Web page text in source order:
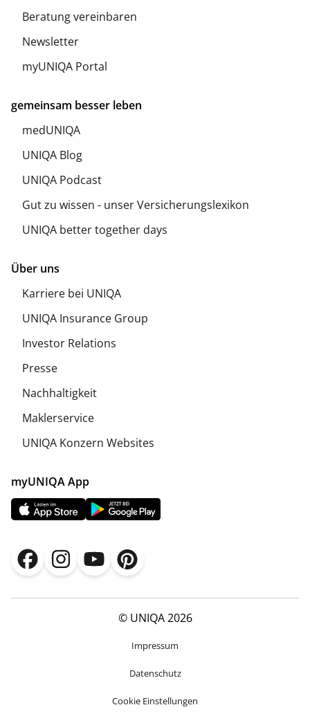
Beratung vereinbaren
Newsletter
myUNIQA Portal
gemeinsam besser leben
medUNIQA
UNIQA Blog
UNIQA Podcast
Gut zu wissen - unser Versicherungslexikon
UNIQA better together days
Über uns
Karriere bei UNIQA
UNIQA Insurance Group
Investor Relations
Presse
Nachhaltigkeit
Maklerservice
UNIQA Konzern Websites
myUNIQA App
© UNIQA 2026
Impressum
Datenschutz
Cookie Einstellungen